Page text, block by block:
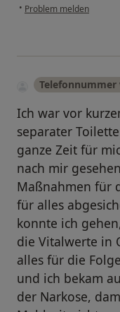
• Problem melden
Ich war vor
separater
ganze Zeit für
nach mir
Maßnahmen für
für alles
konnte ich
die Vitalwerte in
alles für die
und ich bekam
der Narkose,